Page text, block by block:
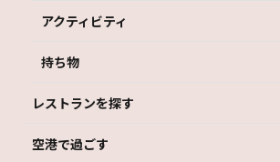
アクティビティ
持ち物
レストランを探す
空港で過ごす